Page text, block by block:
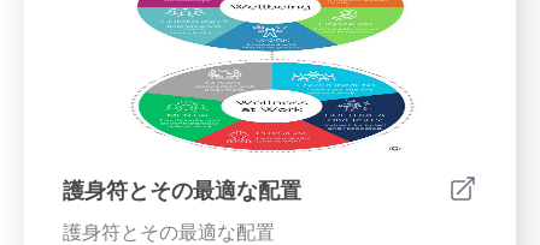
を探求してください！
護身符とその最適な配置
護身符とその最適な配置